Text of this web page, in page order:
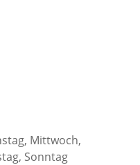
Mittwoch,
Sonntag